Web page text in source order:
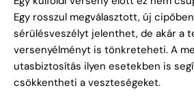
Egy rosszul megválasztott, új
sérülésveszélyt jelenthet, de akár a
versenyélményt is tönkreteheti. A
utasbiztosítás ilyen esetekben is
csökkentheti a veszteségeket.